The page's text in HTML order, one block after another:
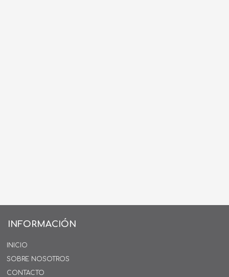
INFORMACIÓN
INICIO
SOBRE NOSOTROS
CONTACTO